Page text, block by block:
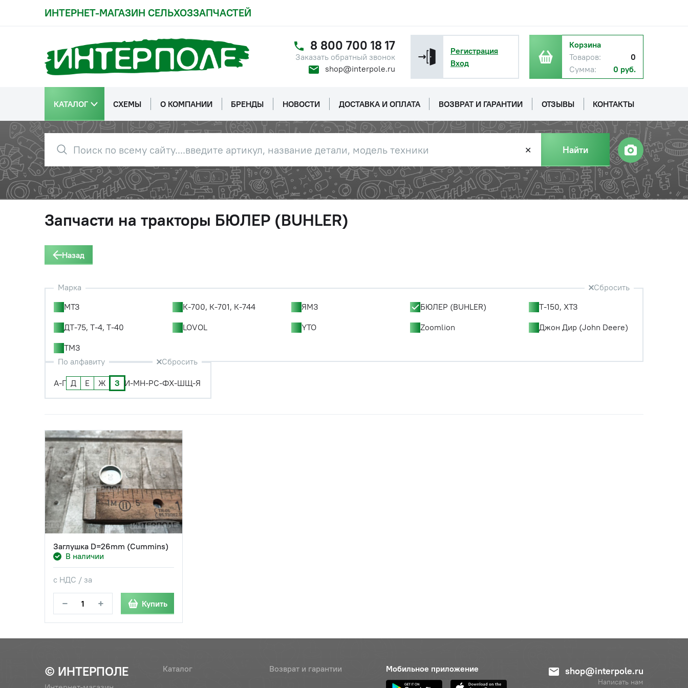
ИНТЕРНЕТ-МАГАЗИН СЕЛЬХОЗЗАПЧАСТЕЙ
8 800 700 18 17
Заказать обратный звонок
shop@interpole.ru
Регистрация
Вход
Корзина
Товаров:
0
Сумма:
0 руб.
КАТАЛОГ СХЕМЫ О КОМПАНИИ БРЕНДЫ НОВОСТИ ДОСТАВКА И ОПЛАТА ВОЗВРАТ И ГАРАНТИИ ОТЗЫВЫ КОНТАКТЫ
✕ Найти
Запчасти на тракторы БЮЛЕР (BUHLER)
Назад
Марка
Сбросить
МТЗ
К-700, К-701, К-744 ЯМЗ БЮЛЕР (BUHLER)
Т-150, ХТЗ
ДТ-75, Т-4, Т-40
LOVOL YTO Zoomlion
Джон Дир (John Deere)
ТМЗ
По алфавиту
Сбросить
А-Г Д Е Ж З И-МН-РС-ФХ-ШЩ-Я
Заглушка D=26mm (Cummins)
В наличии
с НДС / за
− + Купить
© ИНТЕРПОЛЕ Каталог Возврат и гарантии Мобильное приложение shop@interpole.ru
Написать нам